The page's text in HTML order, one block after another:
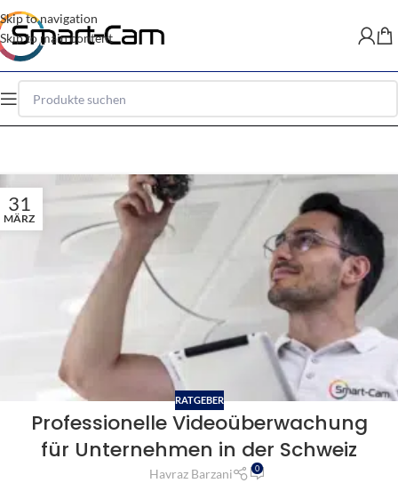
Skip to navigation
Skip to main content
31
MÄRZ
RATGEBER
Professionelle Videoüberwachung
für Unternehmen in der Schweiz
Havraz Barzani 0